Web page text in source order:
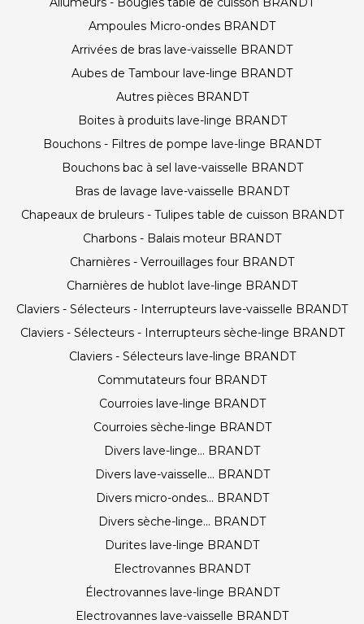
Ampoules Micro-ondes BRANDT
Arrivées de bras lave-vaisselle BRANDT
Aubes de Tambour lave-linge BRANDT
Autres pièces BRANDT
Boites à produits lave-linge BRANDT
Bouchons - Filtres de pompe lave-linge BRANDT
Bouchons bac à sel lave-vaisselle BRANDT
Bras de lavage lave-vaisselle BRANDT
Chapeaux de bruleurs - Tulipes table de cuisson BRANDT
Charbons - Balais moteur BRANDT
Charnières - Verrouillages four BRANDT
Charnières de hublot lave-linge BRANDT
Claviers - Sélecteurs - Interrupteurs lave-vaisselle BRANDT
Claviers - Sélecteurs - Interrupteurs sèche-linge BRANDT
Claviers - Sélecteurs lave-linge BRANDT
Commutateurs four BRANDT
Courroies lave-linge BRANDT
Courroies sèche-linge BRANDT
Divers lave-linge... BRANDT
Divers lave-vaisselle... BRANDT
Divers micro-ondes... BRANDT
Divers sèche-linge... BRANDT
Durites lave-linge BRANDT
Electrovannes BRANDT
Électrovannes lave-linge BRANDT
Electrovannes lave-vaisselle BRANDT